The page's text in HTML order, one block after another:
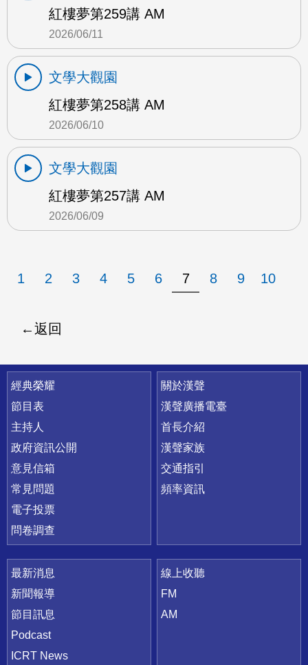
紅樓夢第259講 AM
2026/06/11
文學大觀園
紅樓夢第258講 AM
2026/06/10
文學大觀園
紅樓夢第257講 AM
2026/06/09
1 2 3 4 5 6 7 8 9 10
返回
快速連結
經典榮耀
節目表
主持人
政府資訊公開
意見信箱
常見問題
電子投票
問卷調查
關於漢聲
漢聲廣播電臺
首長介紹
漢聲家族
交通指引
頻率資訊
最新消息
新聞報導
節目訊息
Podcast
ICRT News
線上收聽
FM
AM